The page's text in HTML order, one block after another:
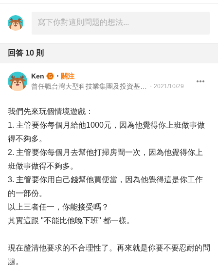
回答 10 則
Ken ・ 關注
・ 2021/10/29
我們先來玩個情境遊戲：
1. 主管要你每個月給他1000元，因為他覺得你上班做事做
得不夠多。
2. 主管要你每個月去幫他打掃房間一次，因為他覺得你上
班做事做得不夠多。
3. 主管要你用自己錢幫他買便當，因為他覺得這是你工作
的一部份。
以上三者任一，你能接受嗎？
其實這跟 "不能比他晚下班" 都一樣。
現在釐清他要求的不合理性了。再來就是你要不要忍耐的問
題。